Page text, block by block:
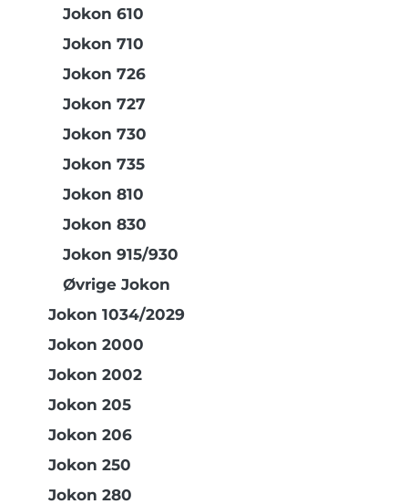
Jokon 610
Jokon 710
Jokon 726
Jokon 727
Jokon 730
Jokon 735
Jokon 810
Jokon 830
Jokon 915/930
Øvrige Jokon
Jokon 1034/2029
Jokon 2000
Jokon 2002
Jokon 205
Jokon 206
Jokon 250
Jokon 280